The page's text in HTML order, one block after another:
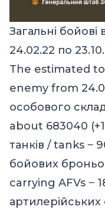
Загальні
24.02.22 по
The estimated
enemy from
особового
about 683040
танків / tanks ‒
бойових
carrying AFVs ‒